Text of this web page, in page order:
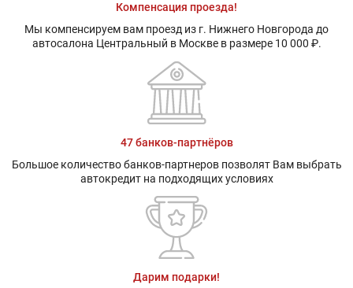
Компенсация проезда!
Мы компенсируем вам проезд из г. Нижнего Новгорода до
автосалона Центральный в Москве в размере 10 000 ₽.
47 банков-партнёров
Большое количество банков-партнеров позволят Вам выбрать
автокредит на подходящих условиях
Дарим подарки!